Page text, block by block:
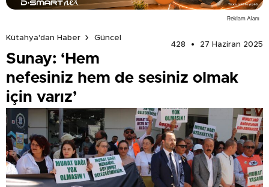
Reklam Alanı
Kütahya'dan Haber
Güncel
428
27 Haziran 2025
Sunay: ‘Hem
nefesiniz hem de sesiniz olmak
için varız’